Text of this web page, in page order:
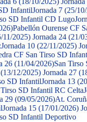
InfantilJornada 7 (25/
SD Infantil CD Lugo
Pabellón Ourense CF
11/2025) Jornada 24 (21/
Jornada 10 (22/11/2025)
CF San Tirso SD
26 (11/04/2026)San Tirso
12/2025) Jornada 27
SD InfantilJornada 13
Tirso SD Infantil RC Celta
29 (09/05/2026)At.
Jornada 15 (17/01/2026)
SD Infantil Deportivo